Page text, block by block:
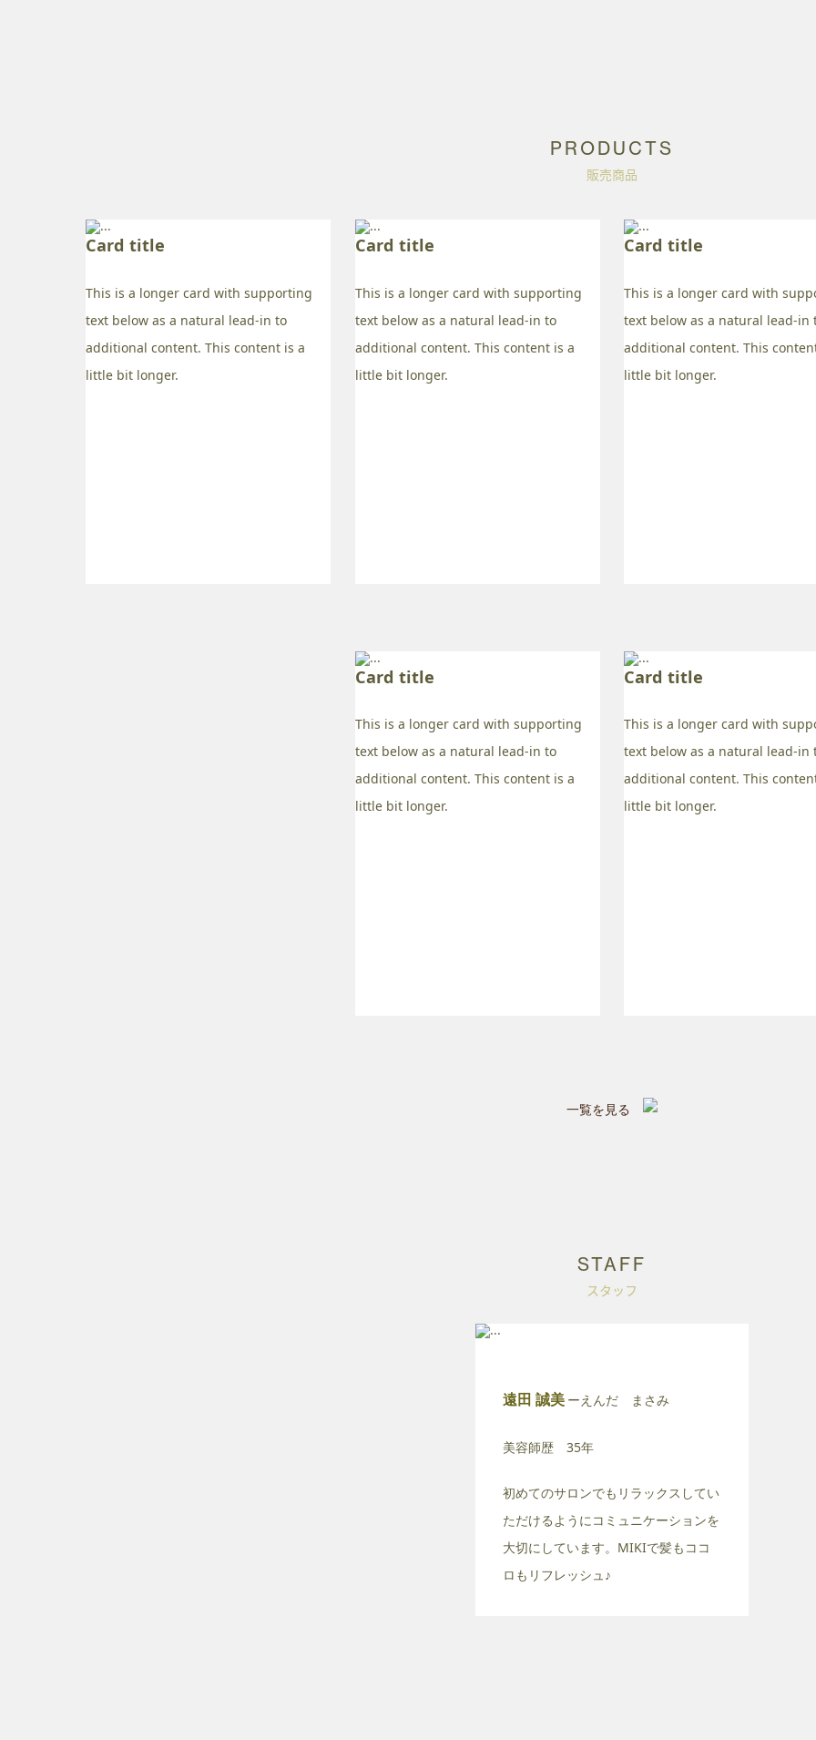
PRODUCTS
販売商品
Card title
This is a longer card with supporting
text below as a natural lead-in to
additional content. This content is a
little bit longer.
Card title
This is a longer card with supporting
text below as a natural lead-in to
additional content. This content is a
little bit longer.
Card title
This is a longer card with
text below as a natural lead-in
additional content. This
little bit longer.
Card title
This is a longer card with supporting
text below as a natural lead-in to
additional content. This content is a
little bit longer.
Card title
This is a longer card with
text below as a natural lead-in
additional content. This
little bit longer.
一覧を見る
STAFF
スタッフ
遠田 誠美 ーえんだ まさみ
美容師歴 35年
初めてのサロンでもリラックスしてい
ただけるようにコミュニケーションを
大切にしています。MIKIで髪もココ
ロもリフレッシュ♪